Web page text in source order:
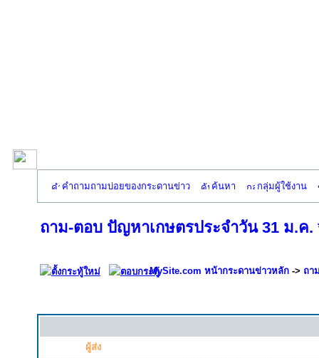
คำถามถามบ่อยของกระดานข่าว ค้นหา กลุ่มผู้ใช้งาน
ถาม-ตอบ ปัญหาเกษตรประจำวัน 31 ม.ค
MySite.com หน้ากระดานข่าวหลัก -> ถา
ผู้ส่ง